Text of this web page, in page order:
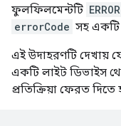
ফুলফিলমেন্টটি ERROR
errorCode সহ একটি
এই উদাহরণটি দেখায়
একটি লাইট ডিভাইস
প্রতিক্রিয়া ফেরত দিতে